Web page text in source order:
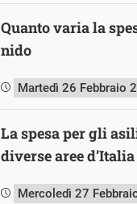
Quanto varia la
nido
Martedì 26 Febbraio
La spesa per gli
diverse aree d’Italia
Mercoledì 27